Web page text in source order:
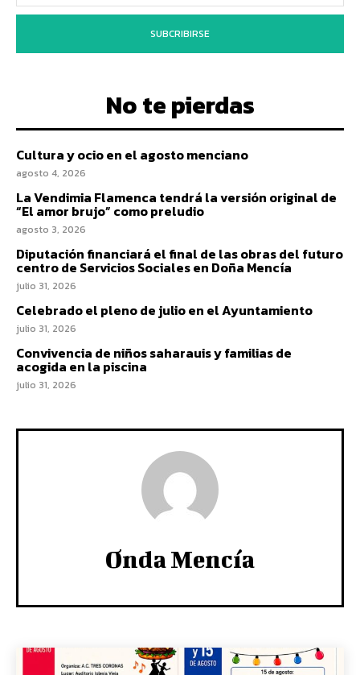
SUBCRIBIRSE
No te pierdas
Cultura y ocio en el agosto menciano
agosto 4, 2026
La Vendimia Flamenca tendrá la versión original de
“El amor brujo” como preludio
agosto 3, 2026
Diputación financiará el final de las obras del futuro
centro de Servicios Sociales en Doña Mencía
julio 31, 2026
Celebrado el pleno de julio en el Ayuntamiento
julio 31, 2026
Convivencia de niños saharauis y familias de
acogida en la piscina
julio 31, 2026
Onda Mencía